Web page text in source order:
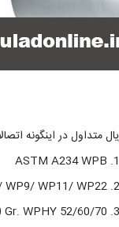
متداول در اینگونه
ASTM A234 WPB
WP11/ WP22
WPHY 52/60/70